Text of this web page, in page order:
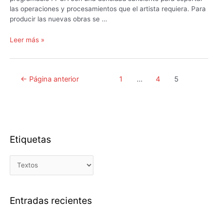
las operaciones y procesamientos que el artista requiera. Para
producir las nuevas obras se …
MAREL
motor
artes
Leer más »
Navegación
← Página anterior 1 … 4 5
Etiquetas
Entradas recientes